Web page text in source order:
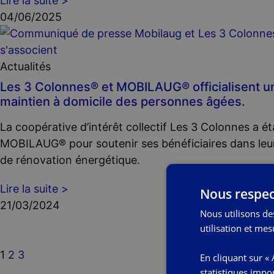
04/06/2025
Actualités
Les 3 Colonnes® et MOBILAUG® officialisent
maintien à domicile des personnes âgées.
La coopérative d’intérêt collectif Les 3 Colonnes a
MOBILAUG® pour soutenir ses bénéficiaires dans
de rénovation énergétique.
Lire la suite >
21/03/2024
1 2 3
Nous
Nous utilisons
utilisation et
En cliquant sur